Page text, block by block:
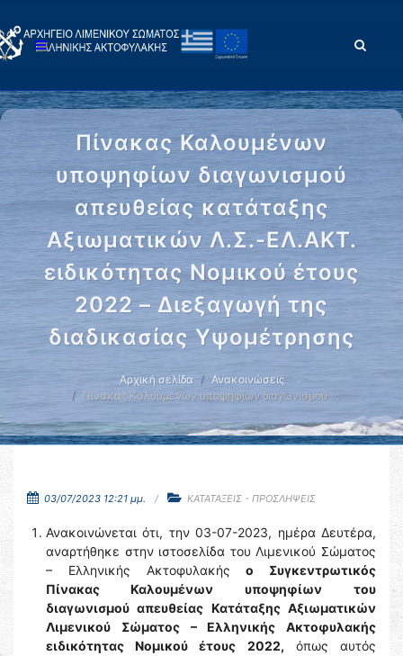
Πίνακας Καλουμένων
υποψηφίων διαγωνισμού
απευθείας κατάταξης
Αξιωματικών Λ.Σ.-ΕΛ.ΑΚΤ.
ειδικότητας Νομικού έτους
2022 – Διεξαγωγή της
διαδικασίας Yψομέτρησης
Αρχική σελίδα
Ανακοινώσεις
Πίνακας Καλουμένων υποψηφίων διαγωνισμού …
03/07/2023 12:21 μμ. ΚΑΤΑΤΑΞΕΙΣ - ΠΡΟΣΛΗΨΕΙΣ
Ανακοινώνεται ότι, την 03-07-2023, ημέρα Δευτέρα,
αναρτήθηκε στην ιστοσελίδα του Λιμενικού Σώματος
– Ελληνικής Ακτοφυλακήςο Συγκεντρωτικός
Πίνακας Καλουμένων υποψηφίων
του
διαγωνισμού απευθείας Κατάταξης Αξιωματικών
Λιμενικού Σώματος – Ελληνικής Ακτοφυλακής
ειδικότητας Νομικού έτους 2022, όπως αυτός